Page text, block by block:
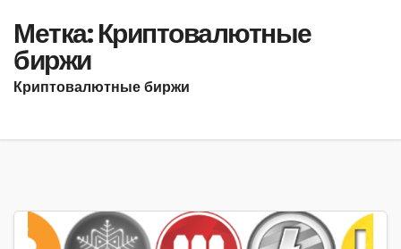
Метка:Криптовалютные
биржи
Криптовалютные биржи